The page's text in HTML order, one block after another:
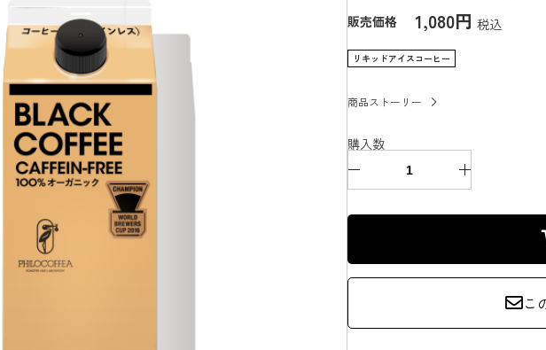
販売価格 1,080円 税込
リキッドアイスコーヒー
商品ストーリー
購入数
こ